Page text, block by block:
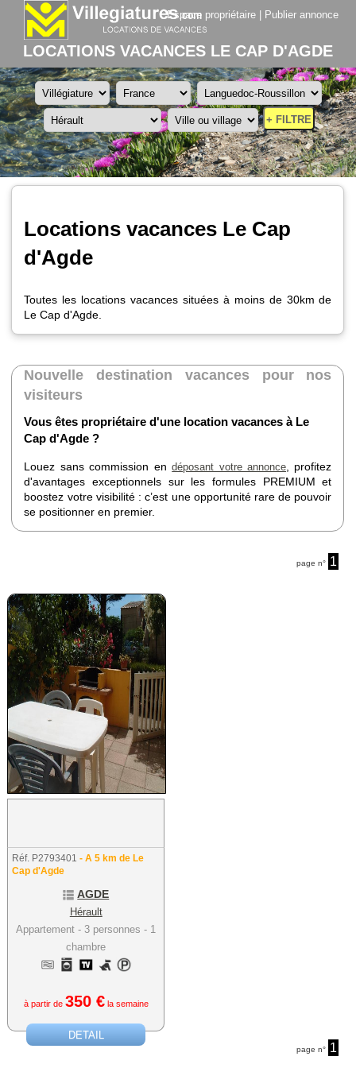
Espace propriétaire Publier annonce
LOCATIONS VACANCES LE CAP D'AGDE
+ FILTRE
Locations vacances Le Cap
d'Agde
Toutes les locations vacances situées à moins de 30km de
Le Cap d'Agde.
Nouvelle destination vacances pour nos
visiteurs
Vous êtes propriétaire d'une location vacances à Le
Cap d'Agde ?
Louez sans commission endéposant votre annonce , profitez
d'avantages exceptionnels sur les formules PREMIUM et
boostez votre visibilité : c’est une opportunité rare de pouvoir
se positionner en premier.
page n° 1
Réf. P2793401- A 5 km de Le
Cap d'Agde
AGDE
Hérault
Appartement - 3 personnes - 1
chambre
à partir de 350 €la semaine
DETAIL
page n° 1